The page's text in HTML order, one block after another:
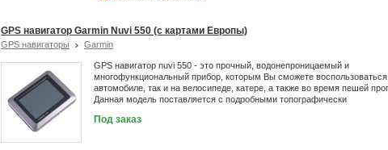
GPS навигатор Garmin Nuvi 550 (c картами Европы)
GPS навигаторы Garmin
GPS навигатор nuvi 550 - это прочный, водонепроницаемый и
многофункциональный прибор, которым Вы сможете воспользоваться
автомобиле, так и на велосипеде, катере, а также во время пешей
Данная модель поставляется с подробными топографически
Под заказ